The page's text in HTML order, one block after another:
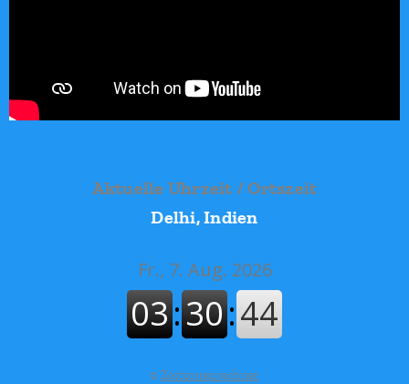
Aktuelle Uhrzeit / Ortszeit
Delhi, Indien
©Zeitzonenrechner